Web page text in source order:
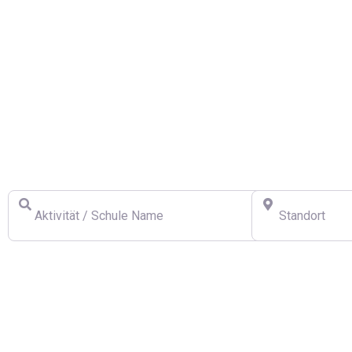
Aktivität / Schule Name
Standort